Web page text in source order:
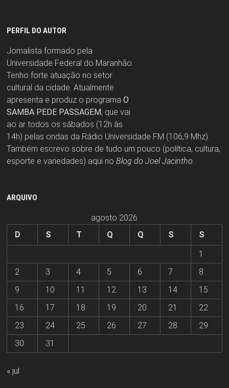
PERFIL DO AUTOR
Jornalista formado pela
Universidade Federal do Maranhão.
Tenho forte atuação no setor
cultural da cidade. Atualmente
apresenta e produz o programa O
SAMBA PEDE PASSAGEM, que vai
ao ar todos os sábados (12h às
14h) pelas ondas da Rádio Universidade FM (106,9 Mhz).
Também escrevo sobre de tudo um pouco (política, cultura,
esporte e variedades) aqui no Blog do Joel Jacintho
ARQUIVO
agosto 2026
D
S T Q Q S
S
1
2
3 4 5 6 7
8
9
10 11 12 13 14
15
16
17 18 19 20 21
22
23
24 25 26 27 28
29
30
31
« jul